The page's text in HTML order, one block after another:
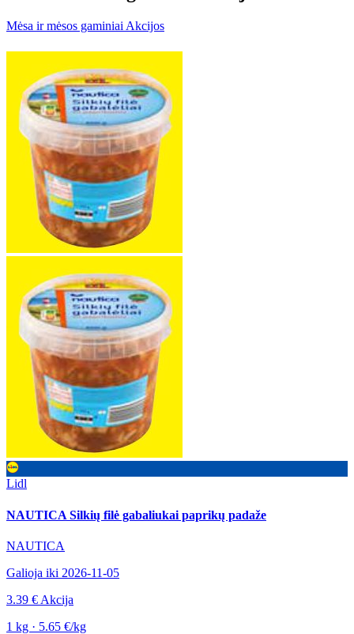
Mėsa ir mėsos gaminiai Akcijos
Lidl
NAUTICA Silkių filė gabaliukai paprikų padaže
NAUTICA
Galioja iki 2026-11-05
3.39 € Akcija
1 kg · 5.65 €/kg